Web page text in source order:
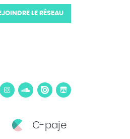
LE RÉSEAU
C-paje